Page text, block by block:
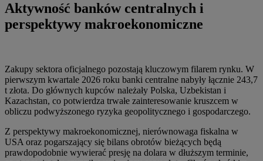
Aktywność banków centralnych i
perspektywy makroekonomiczne
Zakupy sektora oficjalnego pozostają kluczowym filarem rynku. W
pierwszym kwartale 2026 roku banki centralne nabyły łącznie 243,7
t złota. Do głównych kupców należały Polska, Uzbekistan i
Kazachstan, co potwierdza trwałe zainteresowanie kruszcem w
obliczu podwyższonego ryzyka geopolitycznego i gospodarczego.
Z perspektywy makroekonomicznej, nierównowaga fiskalna w
USA oraz pogarszający się bilans obrotów bieżących będą
prawdopodobnie wywierać presję na dolara w dłuższym terminie,